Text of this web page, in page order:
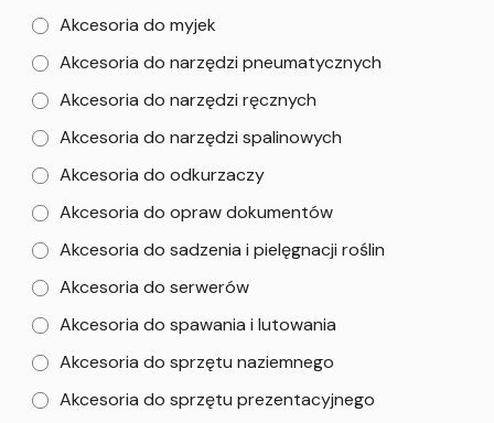
Akcesoria do myjek
Akcesoria do narzędzi pneumatycznych
Akcesoria do narzędzi ręcznych
Akcesoria do narzędzi spalinowych
Akcesoria do odkurzaczy
Akcesoria do opraw dokumentów
Akcesoria do sadzenia i pielęgnacji roślin
Akcesoria do serwerów
Akcesoria do spawania i lutowania
Akcesoria do sprzętu naziemnego
Akcesoria do sprzętu prezentacyjnego